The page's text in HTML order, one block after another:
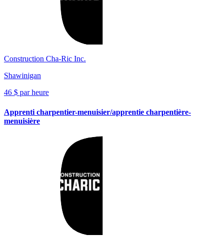
Construction Cha-Ric Inc.
Shawinigan
46 $ par heure
Apprenti charpentier-menuisier/apprentie charpentière-
menuisière